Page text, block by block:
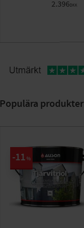
2.396DKK
Populära produkter
11 %